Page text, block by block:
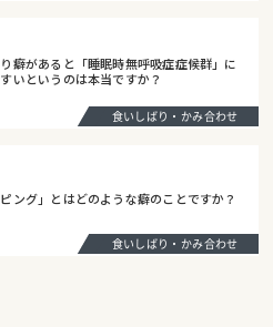
癖があると「睡眠時無呼吸症症候群」に
いというのは本当ですか？
食いしばり・かみ合わせ
ピング」とはどのような癖のことですか？
食いしばり・かみ合わせ